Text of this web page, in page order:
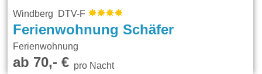
Windberg DTV-F
Ferienwohnung Schäfer
Ferienwohnung
ab 70,- €pro Nacht